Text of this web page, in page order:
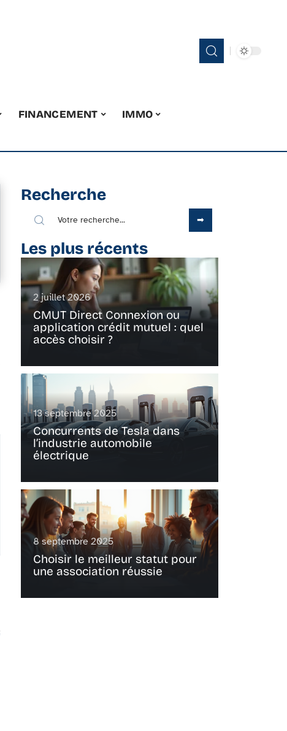
FINANCEMENT
IMMO
Recherche
Les plus récents
2 juillet 2026
CMUT Direct Connexion ou
application crédit mutuel : quel
accès choisir ?
13 septembre 2025
Concurrents de Tesla dans
l’industrie automobile
électrique
8 septembre 2025
Choisir le meilleur statut pour
une association réussie